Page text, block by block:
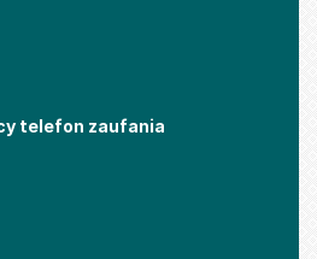
telefon zaufania